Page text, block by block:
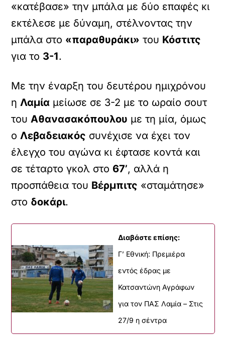
«κατέβασε» την μπάλα με δύο επαφές κι
εκτέλεσε με δύναμη, στέλνοντας την
μπάλα στο «παραθυράκι» του Κόστιτς
για το 3-1.
Με την έναρξη του δευτέρου ημιχρόνου
ηΛαμία μείωσε σε 3-2 με το ωραίο σουτ
τουΑθανασακόπουλου με τη μία, όμως
οΛεβαδειακός συνέχισε να έχει τον
έλεγχο του αγώνα κι έφτασε κοντά και
σε τέταρτο γκολ στο 67’, αλλά η
προσπάθεια του Βέρμπιτς «σταμάτησε»
στο δοκάρι.
Διαβάστε επίσης:
Γ’ Εθνική: Πρεμιέρα
εντός έδρας με
Κατσαντώνη Αγράφων
για τον ΠΑΣ Λαμία – Στις
27/9 η σέντρα